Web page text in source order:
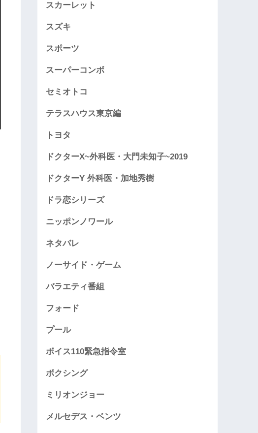
スカーレット
スズキ
スポーツ
スーパーコンボ
セミオトコ
テラスハウス東京編
トヨタ
ドクターX~外科医・大門未知子~2019
ドクターY 外科医・加地秀樹
ドラ恋シリーズ
ニッポンノワール
ネタバレ
ノーサイド・ゲーム
バラエティ番組
フォード
プール
ボイス110緊急指令室
ボクシング
ミリオンジョー
メルセデス・ベンツ